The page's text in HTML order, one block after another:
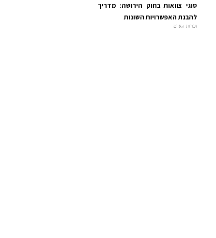
סוגי צוואות בחוק הירושה: מדריך
להבנת האפשרויות השונות
זכויות האדם